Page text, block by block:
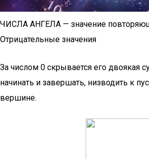
ЧИСЛА АНГЕЛА — значение
Отрицательные значения
За числом 0 скрывается его двоякая
начинать и завершать, низводить к
вершине.